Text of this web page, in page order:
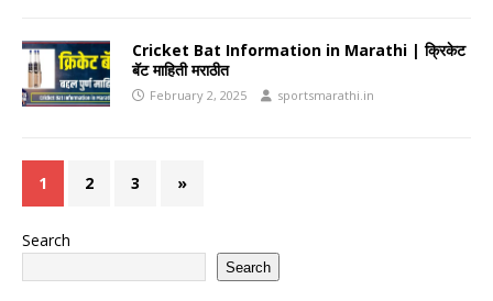
Cricket Bat Information in Marathi | क्रिकेट
बॅट माहिती मराठीत
February 2, 2025 sportsmarathi.in
1 2 3 »
Search
Search